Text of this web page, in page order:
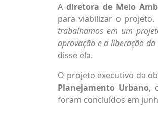
Adiretora de Meio
para viabilizar o projeto.
trabalhamos em um
aprovação e a liberação
disse ela.
O projeto executivo da
Planejamento Urbano,
foram concluídos em